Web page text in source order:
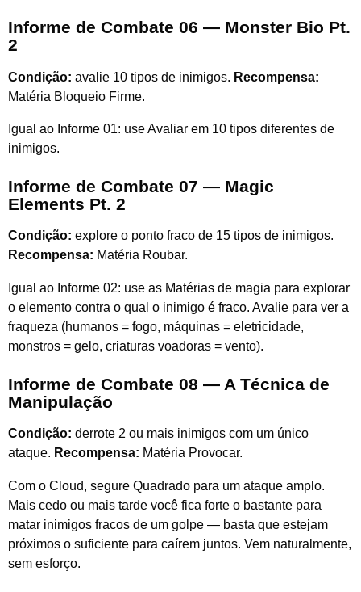
Informe de Combate 06 — Monster Bio Pt.
2
Condição: avalie 10 tipos de inimigos. Recompensa:
Matéria Bloqueio Firme.
Igual ao Informe 01: use Avaliar em 10 tipos diferentes de
inimigos.
Informe de Combate 07 — Magic
Elements Pt. 2
Condição: explore o ponto fraco de 15 tipos de inimigos.
Recompensa: Matéria Roubar.
Igual ao Informe 02: use as Matérias de magia para explorar
o elemento contra o qual o inimigo é fraco. Avalie para ver a
fraqueza (humanos = fogo, máquinas = eletricidade,
monstros = gelo, criaturas voadoras = vento).
Informe de Combate 08 — A Técnica de
Manipulação
Condição: derrote 2 ou mais inimigos com um único
ataque. Recompensa: Matéria Provocar.
Com o Cloud, segure Quadrado para um ataque amplo.
Mais cedo ou mais tarde você fica forte o bastante para
matar inimigos fracos de um golpe — basta que estejam
próximos o suficiente para caírem juntos. Vem naturalmente,
sem esforço.